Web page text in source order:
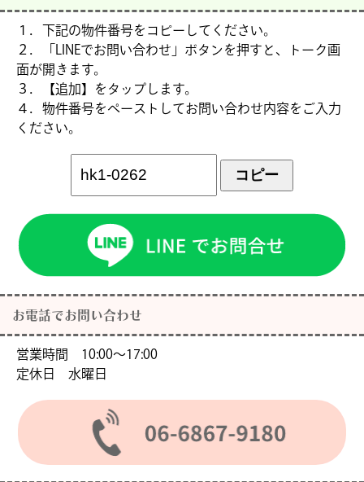
１．下記の物件番号をコピーしてください。
２．「LINEでお問い合わせ」ボタンを押すと、トーク画
面が開きます。
３．【追加】をタップします。
４．物件番号をペーストしてお問い合わせ内容をご入力
ください。
コピー
お電話でお問い合わせ
営業時間 10:00〜17:00
定休日 水曜日